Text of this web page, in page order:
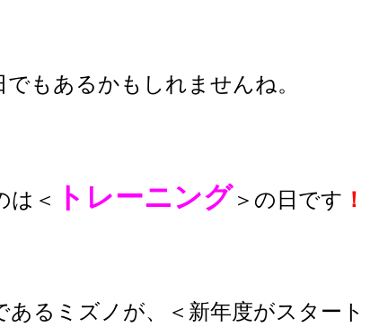
もあるかもしれませんね。
は＜ トレーニング ＞の日です ！
るミズノが、＜新年度がスタート